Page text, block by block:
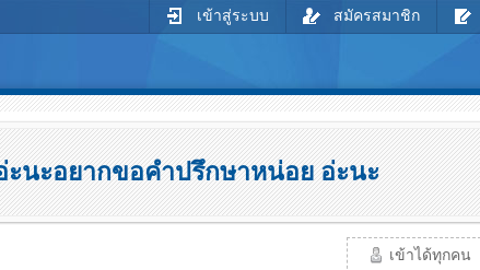
เข้าสู่ระบบ สมัครสมาชิก
ะนะอยากขอคําปรึกษาหน่อย อ่ะนะ
เข้าได้ทุกคน